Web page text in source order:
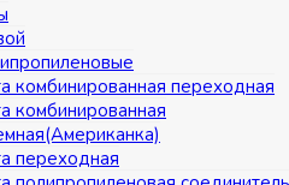
комбинированная переходная
комбинированная
переходная